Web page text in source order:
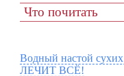
Что почитать
Водный настой сухих
ЛЕЧИТ ВСЁ!